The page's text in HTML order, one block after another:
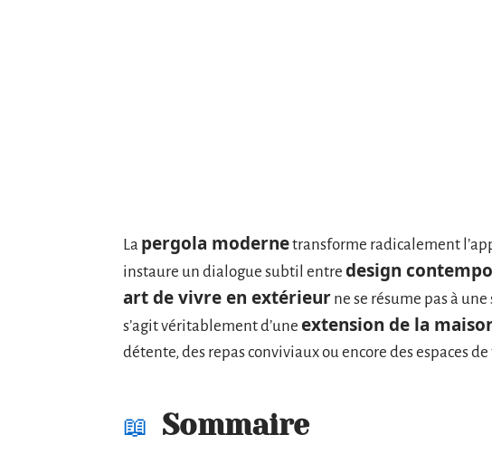
La pergola modernetransforme radicalement
instaure un dialogue subtil entre design
art de vivre en extérieur ne se résume pas à
s’agit véritablement d’une extension de la
détente, des repas conviviaux ou encore des espaces
Sommaire